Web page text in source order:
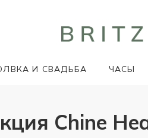
И СВАДЬБА ЧАСЫ
Chine